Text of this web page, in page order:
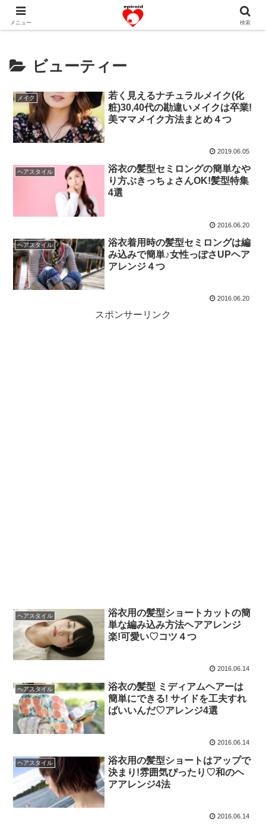
恋愛共感エピソード。あなたのストーリーを変えていく！。
ビューティー
メイク
若く見えるナチュラルメイク(化
粧)30,40代の勘違いメイクは卒業!
美ママメイク方法まとめ４つ
2019.06.05
ヘアスタイル
浴衣の髪型セミロングの簡単なや
り方ぶきっちょさんOK!髪型特集
4選
2016.06.20
ヘアスタイル
浴衣着用時の髪型セミロングは編
み込みで簡単♪女性っぽさUPヘア
アレンジ４つ
2016.06.20
スポンサーリンク
ヘアスタイル
浴衣用の髪型ショートカットの簡
単な編み込み方法ヘアアレンジ
楽!可愛い♡コツ４つ
2016.06.14
ヘアスタイル
浴衣の髪型 ミディアムヘアーは
簡単にできる! サイドを工夫すれ
ばいいんだ♡アレンジ4選
2016.06.14
ヘアスタイル
浴衣用の髪型ショートはアップで
決まり!雰囲気ぴったり♡和のヘ
アアレンジ4法
2016.06.14
メニュー 検索